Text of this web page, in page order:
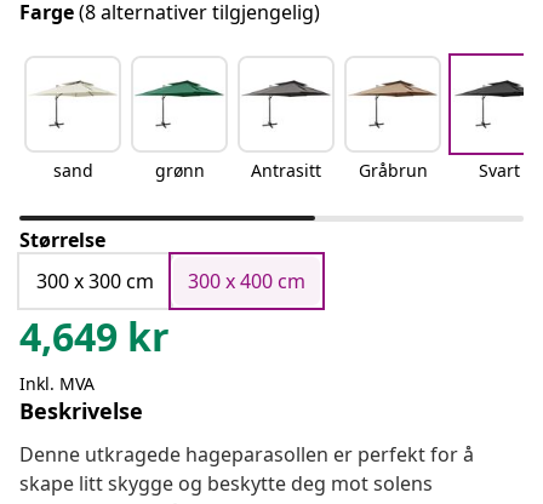
Farge(8 alternativer tilgjengelig)
sand grønn Antrasitt Gråbrun Svart
Størrelse
300 x 300 cm
300 x 400 cm
4,649 kr
Inkl. MVA
Beskrivelse
Denne utkragede hageparasollen er perfekt for å
skape litt skygge og beskytte deg mot solens